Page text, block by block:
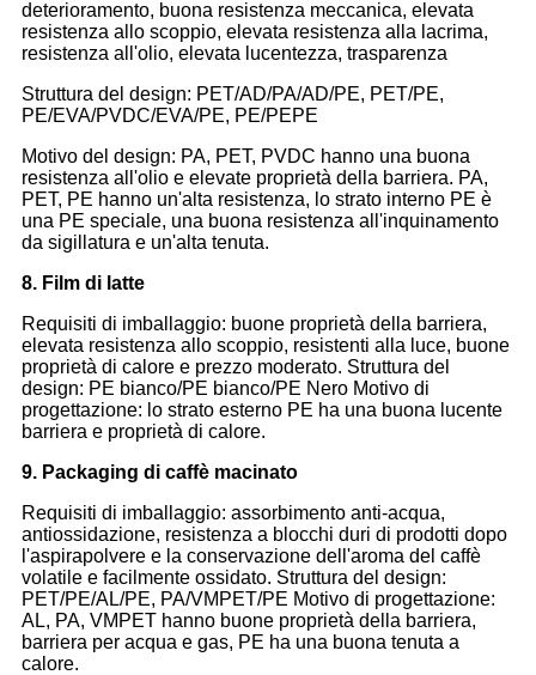
deterioramento, buona resistenza meccanica, elevata
resistenza allo scoppio, elevata resistenza alla lacrima,
resistenza all'olio, elevata lucentezza, trasparenza
Struttura del design: PET/AD/PA/AD/PE, PET/PE,
PE/EVA/PVDC/EVA/PE, PE/PEPE
Motivo del design: PA, PET, PVDC hanno una buona
resistenza all'olio e elevate proprietà della barriera. PA,
PET, PE hanno un'alta resistenza, lo strato interno PE è
una PE speciale, una buona resistenza all'inquinamento
da sigillatura e un'alta tenuta.
8. Film di latte
Requisiti di imballaggio: buone proprietà della barriera,
elevata resistenza allo scoppio, resistenti alla luce, buone
proprietà di calore e prezzo moderato. Struttura del
design: PE bianco/PE bianco/PE Nero Motivo di
progettazione: lo strato esterno PE ha una buona lucente
barriera e proprietà di calore.
9. Packaging di caffè macinato
Requisiti di imballaggio: assorbimento anti-acqua,
antiossidazione, resistenza a blocchi duri di prodotti dopo
l'aspirapolvere e la conservazione dell'aroma del caffè
volatile e facilmente ossidato. Struttura del design:
PET/PE/AL/PE, PA/VMPET/PE Motivo di progettazione:
AL, PA, VMPET hanno buone proprietà della barriera,
barriera per acqua e gas, PE ha una buona tenuta a
calore.